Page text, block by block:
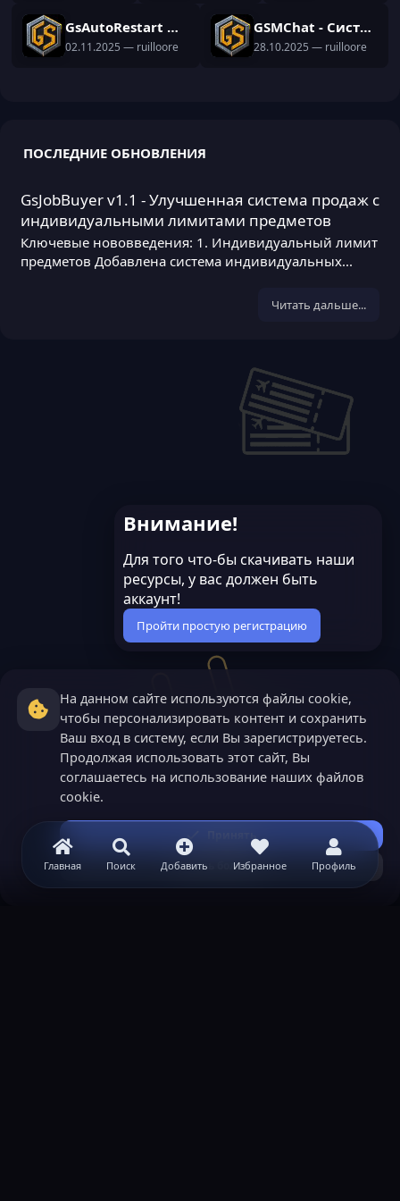
Главная Поиск Добавить Избранное Профиль
GsAutoRestart — Плагин для автоматического рестарта сервера с расширенной системой уведомлений.
02.11.2025 — ruilloore
GSMChat - Система межсерверного чата для персонала
28.10.2025 — ruilloore
ПОСЛЕДНИЕ ОБНОВЛЕНИЯ
GsJobBuyer v1.1 - Улучшенная система продаж с
индивидуальными лимитами предметов
Ключевые нововведения: 1. Индивидуальный лимит
предметов Добавлена система индивидуальных...
Читать дальше...
Внимание!
Для того что-бы скачивать наши
ресурсы, у вас должен быть
аккаунт!
Пройти простую регистрацию
На данном сайте используются файлы cookie,
чтобы персонализировать контент и сохранить
Ваш вход в систему, если Вы зарегистрируетесь.
Продолжая использовать этот сайт, Вы
соглашаетесь на использование наших файлов
cookie.
Принять
Узнать больше...